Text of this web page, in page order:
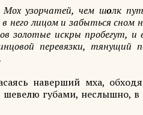
Мох узорчатей, чем шолк
в него лицом и забыться сном
золотые искры пробегут, и
перевязки, тянущий
наверший мха,
губами, неслышно, в